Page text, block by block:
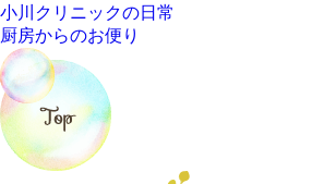
小川クリニックの日常
厨房からのお便り